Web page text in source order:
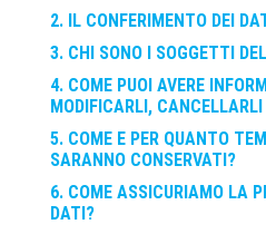
2. IL CONFERIMENTO DEI
3. CHI SONO I SOGGETTI
4. COME PUOI AVERE
MODIFICARLI,
5. COME E PER QUANTO
SARANNO CONSERVATI?
6. COME ASSICURIAMO LA
DATI?